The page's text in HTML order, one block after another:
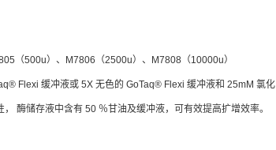
（500u）、M7806（2500u）、M7808（10000u）
Flexi 缓冲液或 5X 无色的 GoTaq® Flexi 缓冲液和 25mM 氯化
酶储存液中含有 50 ％甘油及缓冲液，可有效提高扩增效率。